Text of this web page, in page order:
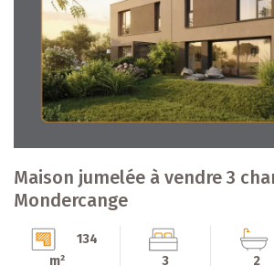
Maison jumelée à vendre 3
Mondercange
134
m²
3 2